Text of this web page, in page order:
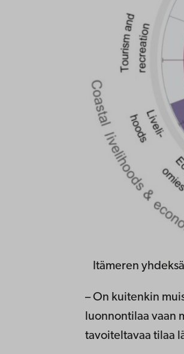
Itämeren
– On kuitenkin
luonnontilaa vaan
tavoiteltavaa tilaa